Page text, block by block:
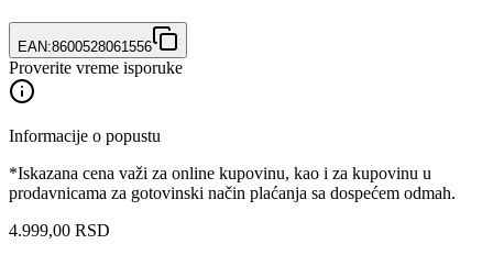
EAN:8600528061556
Proverite vreme isporuke
Informacije o popustu
*Iskazana cena važi za online kupovinu, kao i za kupovinu u
prodavnicama za gotovinski način plaćanja sa dospećem odmah.
4.999,00 RSD